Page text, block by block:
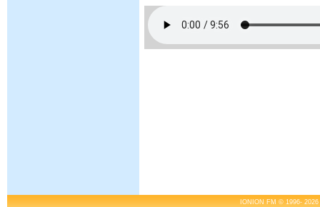
IONION FM © 1996-